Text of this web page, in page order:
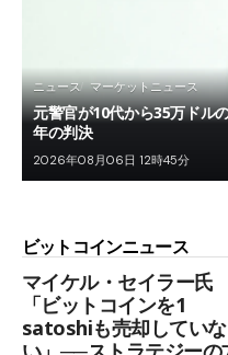
ニュース マーケットニュース
元警官が10代から35万ドル
年の判決
2026年08月06日 12時45分
ビットコインニュース
マイケル・セイラー氏
「ビットコインを1
satoshiも売却していな